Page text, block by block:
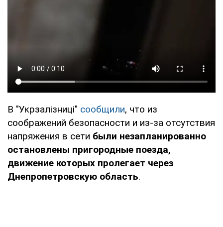
В "Укрзалізниці" сообщили, что из
соображений безопасности и из-за отсутствия
напряжения в сети были незапланированно
остановлены пригородные поезда,
движение которых пролегает через
Днепропетровскую область.